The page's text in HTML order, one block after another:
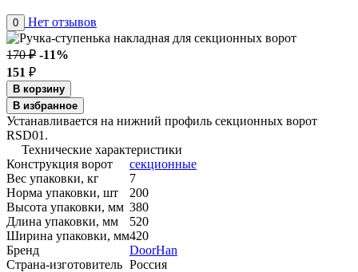
0 Нет отзывов
170 ₽ -11%
151 ₽
В корзину
В избранное
Устанавливается на нижний профиль секционных ворот
RSD01.
Технические характеристики
Конструкция ворот
секционные
Вес упаковки, кг
7
Норма упаковки, шт
200
Высота упаковки, мм 380
Длина упаковки, мм
520
Ширина упаковки, мм420
Бренд
DoorHan
Страна-изготовитель Россия